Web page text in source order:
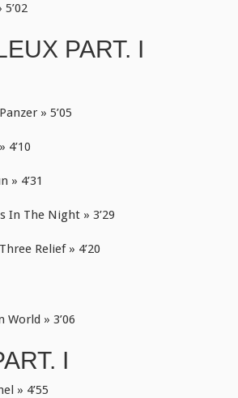
PART. I
» 5’05
4’10
» 4’31
In The Night » 3’29
Relief » 4’20
» 3’06
I
» 4’55